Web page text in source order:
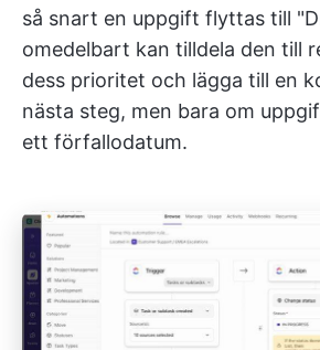
så snart en uppgift flyttas till
omedelbart kan tilldela den till
dess prioritet och lägga till en
nästa steg, men bara om
ett förfallodatum.